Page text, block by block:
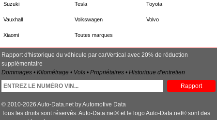
Suzuki Tesla Toyota
Vauxhall Volkswagen Volvo
Xiaomi Toutes marques
Rapport d'historique du véhicule par carVertical avec 20% de réduction
supplémentaire
Dommages • Kilométrage • Vols • Propriétaires • Historique d'entretien
Rapport
© 2010-2026 Auto-Data.net by Automotive Data
Tous les droits sont réservés. Auto-Data.net® et le logo Auto-Data.net® sont des